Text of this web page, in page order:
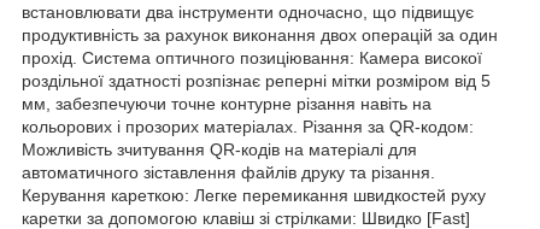
встановлювати два інструменти одночасно, що підвищує
продуктивність за рахунок виконання двох операцій за один
прохід. Система оптичного позиціювання: Камера високої
роздільної здатності розпізнає реперні мітки розміром від 5
мм, забезпечуючи точне контурне різання навіть на
кольорових і прозорих матеріалах. Різання за QR-кодом:
Можливість зчитування QR-кодів на матеріалі для
автоматичного зіставлення файлів друку та різання.
Керування кареткою: Легке перемикання швидкостей руху
каретки за допомогою клавіш зі стрілками: Швидко [Fast]